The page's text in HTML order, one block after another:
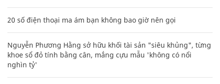
20 số điện thoại ma ám bạn không bao giờ nên gọi
Nguyễn Phương Hằng sở hữu khối tài sản "siêu khủng", từng
khoe sổ đỏ tính bằng cân, mắng cựu mẫu 'không có nổi
nghìn tỷ'